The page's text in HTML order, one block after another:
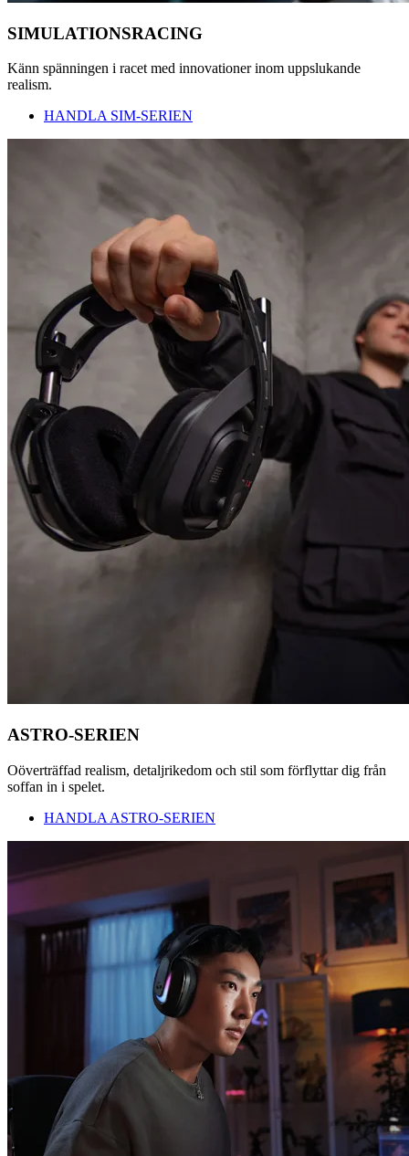
SIMULATIONSRACING
Känn spänningen i racet med innovationer inom uppslukande
realism.
HANDLA SIM-SERIEN
ASTRO-SERIEN
Oöverträffad realism, detaljrikedom och stil som förflyttar dig från
soffan in i spelet.
HANDLA ASTRO-SERIEN